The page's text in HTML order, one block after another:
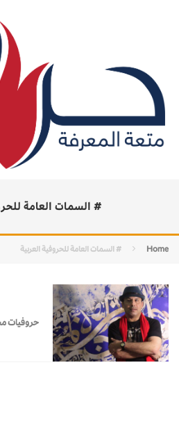
# السمات العامة
Home # السمات العامة للحروفية العربية
حروفيات